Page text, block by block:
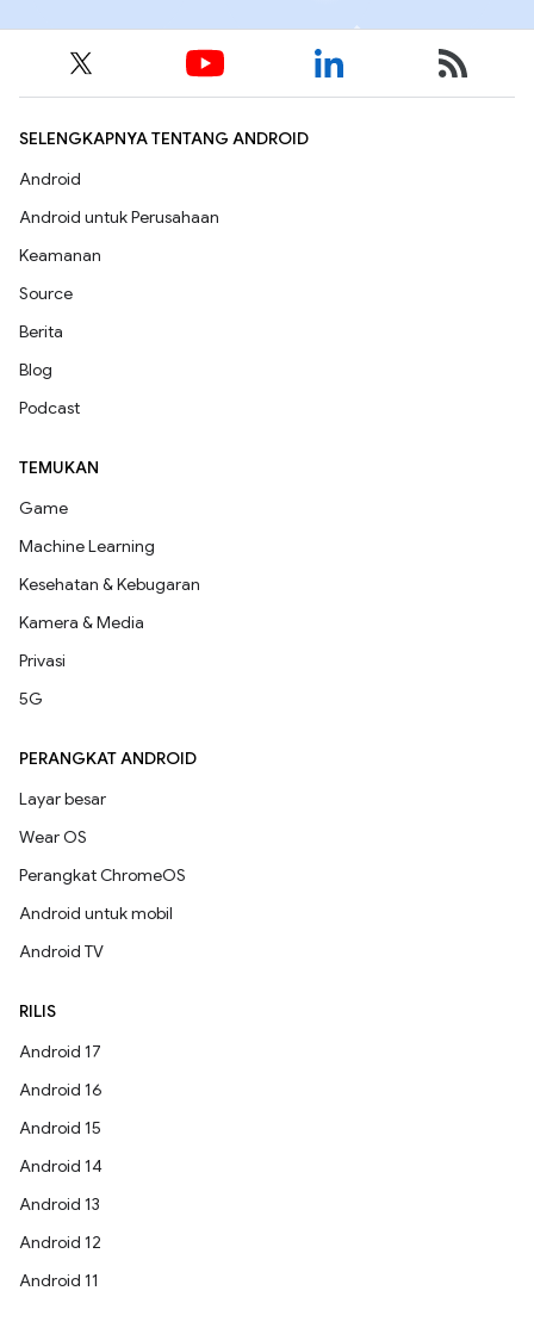
SELENGKAPNYA TENTANG ANDROID
Android
Android untuk Perusahaan
Keamanan
Source
Berita
Blog
Podcast
TEMUKAN
Game
Machine Learning
Kesehatan & Kebugaran
Kamera & Media
Privasi
5G
PERANGKAT ANDROID
Layar besar
Wear OS
Perangkat ChromeOS
Android untuk mobil
Android TV
RILIS
Android 17
Android 16
Android 15
Android 14
Android 13
Android 12
Android 11